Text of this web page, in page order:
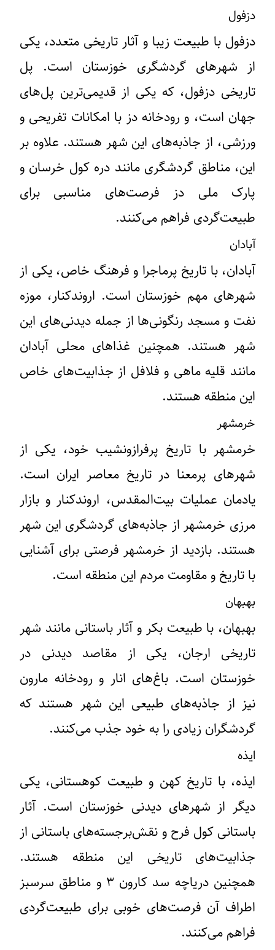
دزفول
دزفول با طبیعت زیبا و آثار تاریخی متعدد، یکی
از شهرهای گردشگری خوزستان است. پل
تاریخی دزفول، که یکی از قدیمی‌ترین پل‌های
جهان است، و رودخانه دز با امکانات تفریحی و
ورزشی، از جاذبه‌های این شهر هستند. علاوه بر
این، مناطق گردشگری مانند دره کول خرسان و
پارک ملی دز فرصت‌های مناسبی برای
طبیعت‌گردی فراهم می‌کنند.
آبادان
آبادان، با تاریخ پرماجرا و فرهنگ خاص، یکی از
شهرهای مهم خوزستان است. اروندکنار، موزه
نفت و مسجد رنگونی‌ها از جمله دیدنی‌های این
شهر هستند. همچنین غذاهای محلی آبادان
مانند قلیه ماهی و فلافل از جذابیت‌های خاص
این منطقه هستند.
خرمشهر
خرمشهر با تاریخ پرفرازونشیب خود، یکی از
شهرهای پرمعنا در تاریخ معاصر ایران است.
یادمان عملیات بیت‌المقدس، اروندکنار و بازار
مرزی خرمشهر از جاذبه‌های گردشگری این شهر
هستند. بازدید از خرمشهر فرصتی برای آشنایی
با تاریخ و مقاومت مردم این منطقه است.
بهبهان
بهبهان، با طبیعت بکر و آثار باستانی مانند شهر
تاریخی ارجان، یکی از مقاصد دیدنی در
خوزستان است. باغ‌های انار و رودخانه مارون
نیز از جاذبه‌های طبیعی این شهر هستند که
گردشگران زیادی را به خود جذب می‌کنند.
ایذه
ایذه، با تاریخ کهن و طبیعت کوهستانی، یکی
دیگر از شهرهای دیدنی خوزستان است. آثار
باستانی کول فرح و نقش‌برجسته‌های باستانی از
جذابیت‌های تاریخی این منطقه هستند.
همچنین دریاچه سد کارون ۳ و مناطق سرسبز
اطراف آن فرصت‌های خوبی برای طبیعت‌گردی
فراهم می‌کنند.